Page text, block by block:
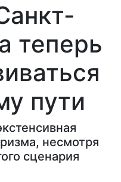
теперь
пути
несмотря
сценария